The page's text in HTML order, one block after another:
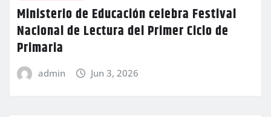
Ministerio de Educación celebra Festival
Nacional de Lectura del Primer Ciclo de
Primaria
admin Jun 3, 2026